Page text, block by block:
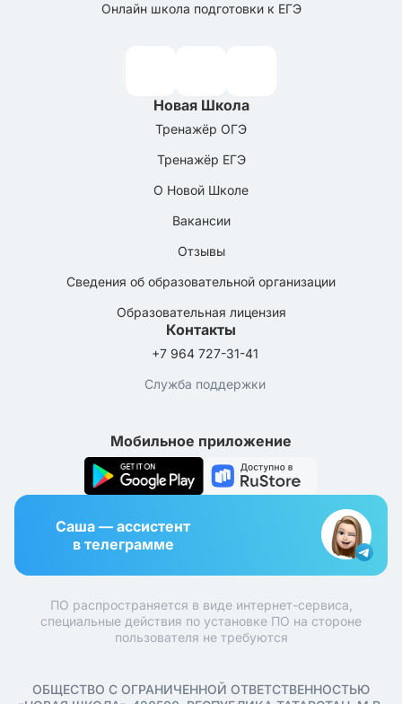
Онлайн школа подготовки к ЕГЭ
Новая Школа
Тренажёр ОГЭ
Тренажёр ЕГЭ
О Новой Школе
Вакансии
Отзывы
Сведения об образовательной организации
Образовательная лицензия
Контакты
+7 964 727-31-41
Служба поддержки
Мобильное приложение
Саша — ассистент
в телеграмме
ПО распространяется в виде интернет-сервиса,
специальные действия по установке ПО на стороне
пользователя не требуются
ОБЩЕСТВО С ОГРАНИЧЕННОЙ ОТВЕТСТВЕННОСТЬЮ